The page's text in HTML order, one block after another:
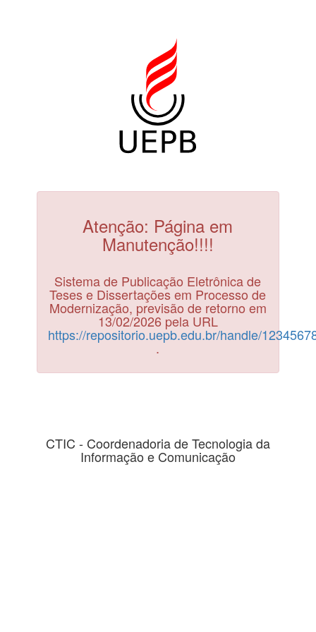
Atenção: Página em
Manutenção!!!!
Sistema de Publicação Eletrônica de
Teses e Dissertações em Processo de
Modernização, previsão de retorno em
13/02/2026 pela URL
https://repositorio.uepb.edu.br/handle/
.
CTIC - Coordenadoria de Tecnologia da
Informação e Comunicação